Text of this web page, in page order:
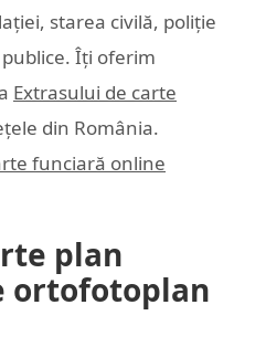
starea civilă, poliție
Îți oferim
Extrasului de carte
din România.
funciară online
plan
ortofotoplan